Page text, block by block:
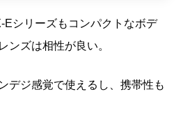
Eシリーズもコンパクトなボデ
ンズは相性が良い。
デジ感覚で使えるし、携帯性も